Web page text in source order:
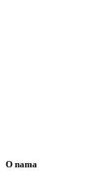
O nama